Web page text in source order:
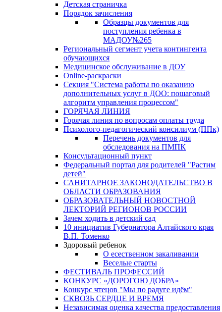
Детская страничка
Порядок зачисления
Образцы документов для
поступления ребенка в
МАДОУ№265
Региональный сегмент учета контингента
обучающихся
Медицинское обслуживание в ДОУ
Online-раскраски
Секция "Система работы по оказанию
дополнительных услуг в ДОО: пошаговый
алгоритм управления процессом"
ГОРЯЧАЯ ЛИНИЯ
Горячая линия по вопросам оплаты труда
Психолого-педагогический консилиум (ППк)
Перечень документов для
обследования на ПМПК
Консультационный пункт
Федеральный портал для родителей "Растим
детей"
САНИТАРНОЕ ЗАКОНОДАТЕЛЬСТВО В
ОБЛАСТИ ОБРАЗОВАНИЯ
ОБРАЗОВАТЕЛЬНЫЙ НОВОСТНОЙ
ЛЕКТОРИЙ РЕГИОНОВ РОССИИ
Зачем ходить в детский сад
10 инициатив Губернатора Алтайского края
В.П. Томенко
Здоровый ребенок
О есественном закаливании
Веселые старты
ФЕСТИВАЛЬ ПРОФЕССИЙ
КОНКУРС «ДОРОГОЮ ДОБРА»
Конкурс чтецов "Мы по радуге идём"
СКВОЗЬ СЕРДЦЕ И ВРЕМЯ
Независимая оценка качества предоставления